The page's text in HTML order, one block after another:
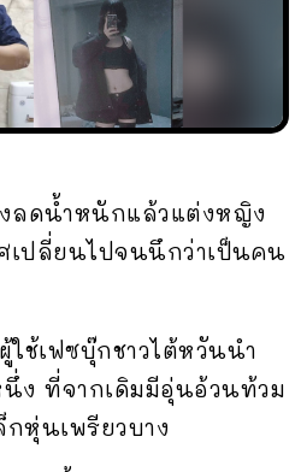
ลดน้ำหนักแล้วแต่งหญิง
เปลี่ยนไปจนนึกว่าเป็นคน
ใช้เฟซบุ๊กชาวไต้หวันนำ
ง ที่จากเดิมมีอุ่นอ้วนท้วม
กหุ่นเพรียวบาง